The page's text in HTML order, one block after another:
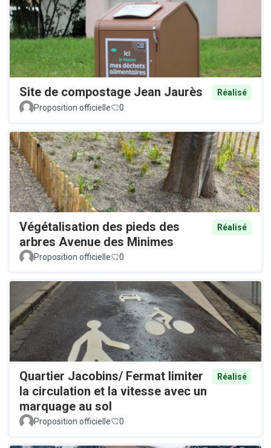
Site de compostage Jean Jaurès
Réalisé
Proposition officielle
0
Végétalisation des pieds des
arbres Avenue des Minimes
Réalisé
Proposition officielle 0
Quartier Jacobins/ Fermat limiter
la circulation et la vitesse avec un
marquage au sol
Réalisé
Proposition officielle 0